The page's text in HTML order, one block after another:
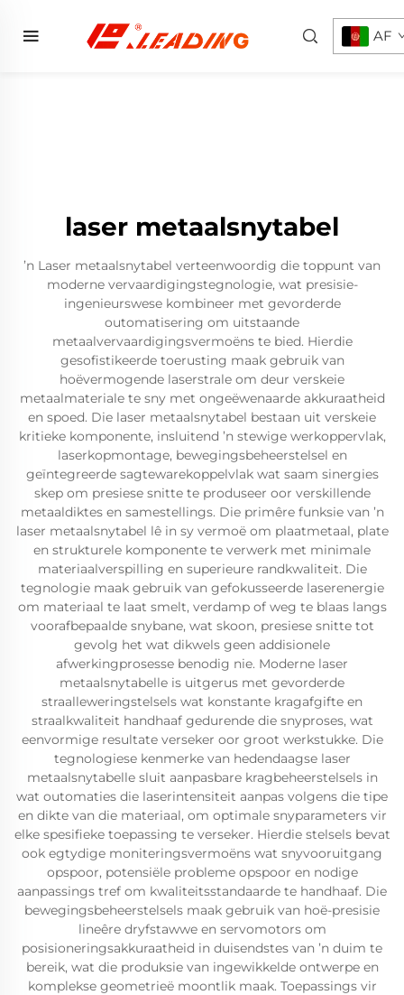
AF
laser metaalsnytabel
’n Laser metaalsnytabel verteenwoordig die toppunt van
moderne vervaardigingstegnologie, wat presisie-
ingenieurswese kombineer met gevorderde
outomatisering om uitstaande
metaalvervaardigingsvermoëns te bied. Hierdie
gesofistikeerde toerusting maak gebruik van
hoëvermogende laserstrale om deur verskeie
metaalmateriale te sny met ongeëwenaarde akkuraatheid
en spoed. Die laser metaalsnytabel bestaan uit verskeie
kritieke komponente, insluitend ’n stewige werkoppervlak,
laserkopmontage, bewegingsbeheerstelsel en
geïntegreerde sagtewarekoppelvlak wat saam sinergies
skep om presiese snitte te produseer oor verskillende
metaaldiktes en samestellings. Die primêre funksie van ’n
laser metaalsnytabel lê in sy vermoë om plaatmetaal, plate
en strukturele komponente te verwerk met minimale
materiaalverspilling en superieure randkwaliteit. Die
tegnologie maak gebruik van gefokusseerde laserenergie
om materiaal te laat smelt, verdamp of weg te blaas langs
voorafbepaalde snybane, wat skoon, presiese snitte tot
gevolg het wat dikwels geen addisionele
afwerkingprosesse benodig nie. Moderne laser
metaalsnytabelle is uitgerus met gevorderde
straalleweringstelsels wat konstante kragafgifte en
straalkwaliteit handhaaf gedurende die snyproses, wat
eenvormige resultate verseker oor groot werkstukke. Die
tegnologiese kenmerke van hedendaagse laser
metaalsnytabelle sluit aanpasbare kragbeheerstelsels in
wat outomaties die laserintensiteit aanpas volgens die tipe
en dikte van die materiaal, om optimale snyparameters vir
elke spesifieke toepassing te verseker. Hierdie stelsels bevat
ook egtydige moniteringsvermoëns wat snyvooruitgang
opspoor, potensiële probleme opspoor en nodige
aanpassings tref om kwaliteitsstandaarde te handhaaf. Die
bewegingsbeheerstelsels maak gebruik van hoë-presisie
lineêre dryfstawwe en servomotors om
posisioneringsakkuraatheid in duisendstes van ’n duim te
bereik, wat die produksie van ingewikkelde ontwerpe en
komplekse geometrieë moontlik maak. Toepassings vir